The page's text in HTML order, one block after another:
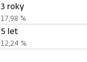
3 roky
17,98 %
5 let
12,24 %